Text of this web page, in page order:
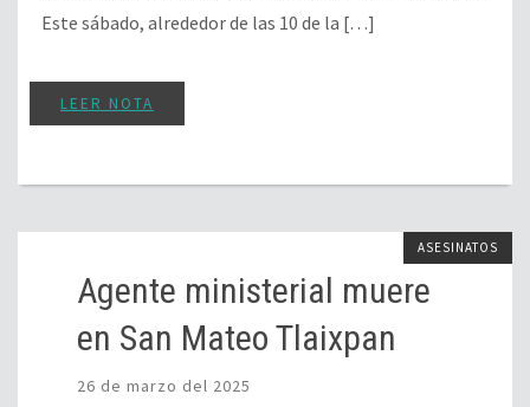
Este sábado, alrededor de las 10 de la […]
LEER NOTA
ASESINATOS
Agente ministerial muere
en San Mateo Tlaixpan
26 de marzo del 2025